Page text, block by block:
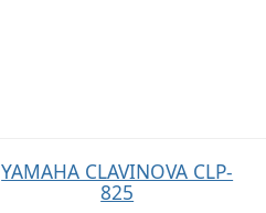
YAMAHA CLAVINOVA CLP-
825